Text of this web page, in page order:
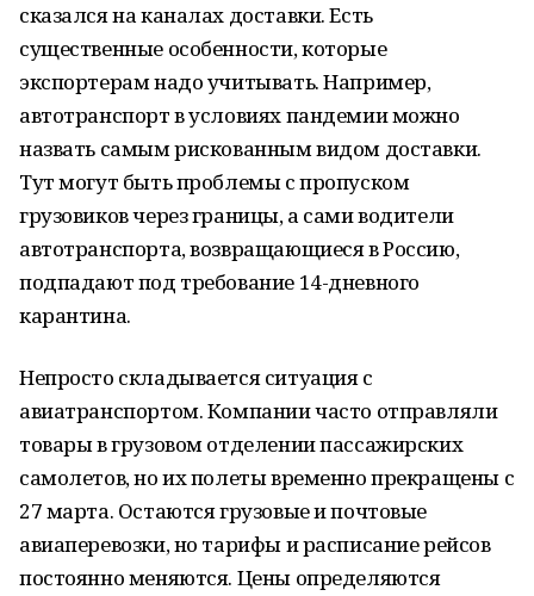
сказался на каналах доставки. Есть
существенные особенности, которые
экспортерам надо учитывать. Например,
автотранспорт в условиях пандемии можно
назвать самым рискованным видом доставки.
Тут могут быть проблемы с пропуском
грузовиков через границы, а сами водители
автотранспорта, возвращающиеся в Россию,
подпадают под требование 14-дневного
карантина.
Непросто складывается ситуация с
авиатранспортом. Компании часто отправляли
товары в грузовом отделении пассажирских
самолетов, но их полеты временно прекращены с
27 марта. Остаются грузовые и почтовые
авиаперевозки, но тарифы и расписание рейсов
постоянно меняются. Цены определяются